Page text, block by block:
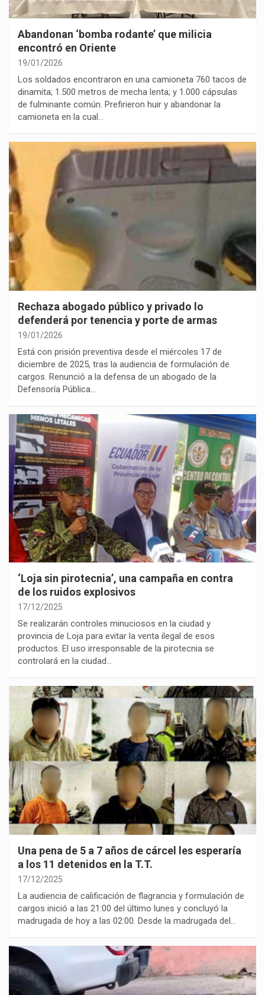
Abandonan ‘bomba rodante’ que milicia
encontró en Oriente
19/01/2026
Los soldados encontraron en una camioneta 760 tacos de
dinamita; 1.500 metros de mecha lenta; y 1.000 cápsulas
de fulminante común. Prefirieron huir y abandonar la
camioneta en la cual…
Rechaza abogado público y privado lo
defenderá por tenencia y porte de armas
19/01/2026
Está con prisión preventiva desde el miércoles 17 de
diciembre de 2025, tras la audiencia de formulación de
cargos. Renunció a la defensa de un abogado de la
Defensoría Pública…
‘Loja sin pirotecnia’, una campaña en contra
de los ruidos explosivos
17/12/2025
Se realizarán controles minuciosos en la ciudad y
provincia de Loja para evitar la venta ilegal de esos
productos. El uso irresponsable de la pirotecnia se
controlará en la ciudad…
Una pena de 5 a 7 años de cárcel les esperaría
a los 11 detenidos en la T.T.
17/12/2025
La audiencia de calificación de flagrancia y formulación de
cargos inició a las 21:00 del último lunes y concluyó la
madrugada de hoy a las 02:00. Desde la madrugada del…